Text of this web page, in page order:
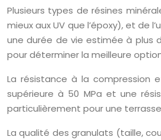
Plusieurs types de résines
mieux aux UV que l’époxy), et de
une durée de vie estimée à plus
pour déterminer la meilleure
La résistance à la compression
supérieure à 50 MPa et une
particulièrement pour une
La qualité des granulats (taille,